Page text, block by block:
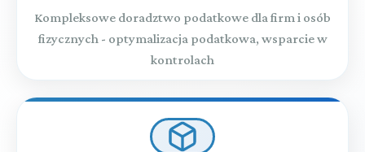
Kompleksowe doradztwo podatkowe dla firm i osób
fizycznych - optymalizacja podatkowa, wsparcie w
kontrolach